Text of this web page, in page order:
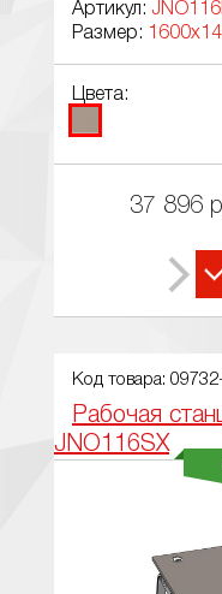
Артикул:
Размер:
Цвета:
37 896
Код товара:
Рабочая
JNO116SX